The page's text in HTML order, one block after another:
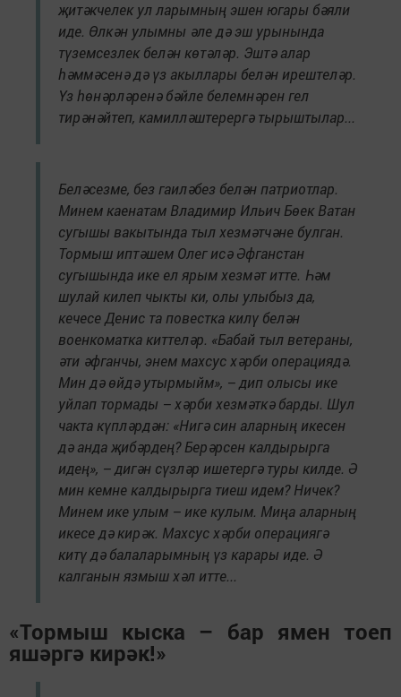
җитәкчелек ул ларымның эшен югары бәяли
иде. Өлкән улымны әле дә эш урынында
түземсезлек белән көтәләр. Эштә алар
һәммәсенә дә үз акыллары белән ирештеләр.
Үз һөнәрләренә бәйле белемнәрен гел
тирәнәйтеп, камилләштерергә тырыштылар...
Беләсезме, без гаиләбез белән патриотлар.
Минем каенатам Владимир Ильич Бөек Ватан
сугышы вакытында тыл хезмәтчәне булган.
Тормыш иптәшем Олег исә Әфганстан
сугышында ике ел ярым хезмәт итте. Һәм
шулай килеп чыкты ки, олы улыбыз да,
кечесе Денис та повестка килү белән
военкоматка киттеләр. «Бабай тыл ветераны,
әти әфганчы, энем махсус хәрби операциядә.
Мин дә өйдә утырмыйм», – дип олысы ике
уйлап тормады – хәрби хезмәткә барды. Шул
чакта күпләрдән: «Нигә син аларның икесен
дә анда җибәрдең? Берәрсен калдырырга
идең», – дигән сүзләр ишетергә туры килде. Ә
мин кемне калдырырга тиеш идем? Ничек?
Минем ике улым – ике кулым. Миңа аларның
икесе дә кирәк. Махсус хәрби операциягә
китү дә балаларымның үз карары иде. Ә
калганын язмыш хәл итте...
«Тормыш кыска – бар ямен тоеп
яшәргә кирәк!»